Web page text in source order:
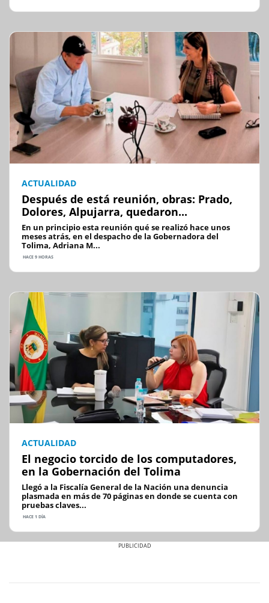
ACTUALIDAD
Después de está reunión, obras: Prado,
Dolores, Alpujarra, quedaron...
En un principio esta reunión qué se realizó hace unos
meses atrás, en el despacho de la Gobernadora del
Tolima, Adriana M...
HACE 9 HORAS
ACTUALIDAD
El negocio torcido de los computadores,
en la Gobernación del Tolima
Llegó a la Fiscalía General de la Nación una denuncia
plasmada en más de 70 páginas en donde se cuenta con
pruebas claves...
HACE 1 DÍA